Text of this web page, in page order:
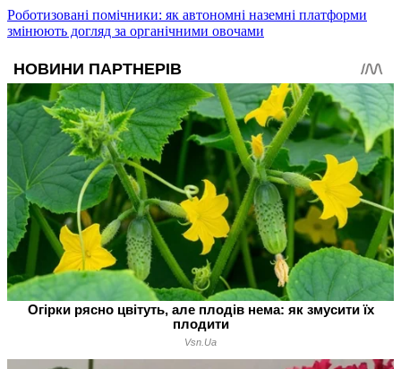
Роботизовані помічники: як автономні наземні платформи
змінюють догляд за органічними овочами